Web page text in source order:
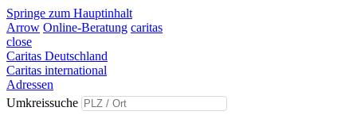
Springe zum Hauptinhalt
Arrow Online-Beratung caritas
close
Caritas Deutschland
Caritas international
Adressen
Umkreissuche